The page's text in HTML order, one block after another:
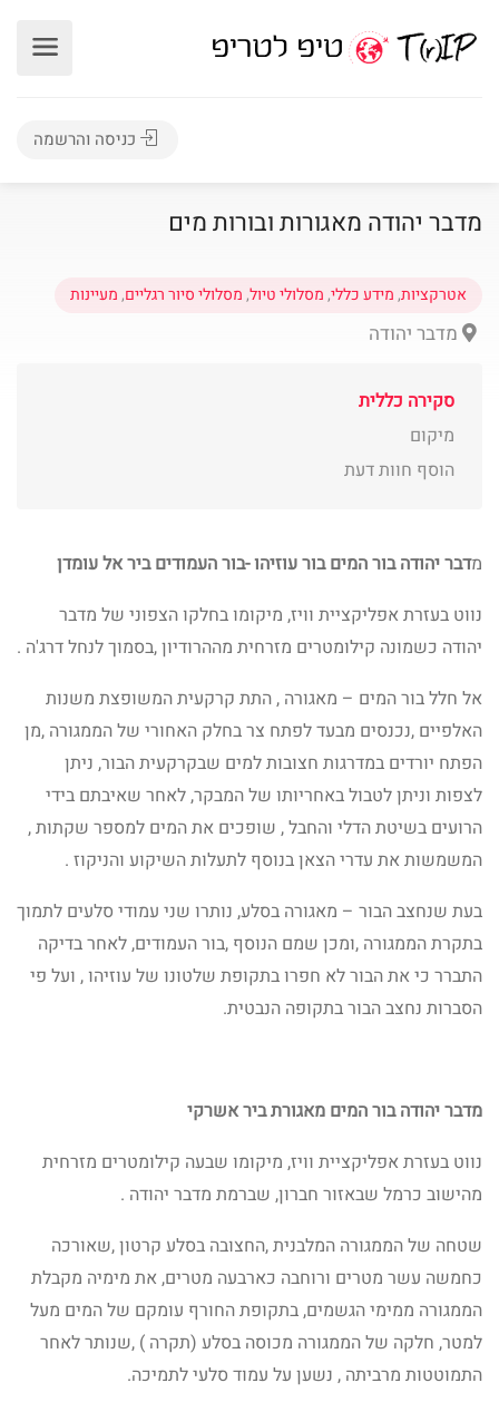
כניסה והרשמה
מדבר יהודה מאגורות ובורות מים
אטרקציות,מידע כללי,מסלולי טיול,מסלולי סיור רגליים,מעיינות
מדבר יהודה
סקירה כללית
מיקום
הוסף חוות דעת
מדבר יהודה בור המים בור עוזיהו -בור העמודים ביר אל עומדן
נווט בעזרת אפליקציית וויז, מיקומו בחלקו הצפוני של מדבר
יהודה כשמונה קילומטרים מזרחית מההרודיון ,בסמוך לנחל דרג'ה .
אל חלל בור המים – מאגורה , התת קרקעית המשופצת משנות
האלפיים ,נכנסים מבעד לפתח צר בחלק האחורי של הממגורה ,מן
הפתח יורדים במדרגות חצובות למים שבקרקעית הבור, ניתן
לצפות וניתן לטבול באחריותו של המבקר, לאחר שאיבתם בידי
הרועים בשיטת הדלי והחבל , שופכים את המים למספר שקתות ,
המשמשות את עדרי הצאן בנוסף לתעלות השיקוע והניקוז .
בעת שנחצב הבור – מאגורה בסלע, נותרו שני עמודי סלעים לתמוך
בתקרת הממגורה ,ומכן שמם הנוסף ,בור העמודים, לאחר בדיקה
התברר כי את הבור לא חפרו בתקופת שלטונו של עוזיהו , ועל פי
הסברות נחצב הבור בתקופה הנבטית.
מדבר יהודה בור המים מאגורת ביר אשרקי
נווט בעזרת אפליקציית וויז, מיקומו שבעה קילומטרים מזרחית
מהישוב כרמל שבאזור חברון, שברמת מדבר יהודה .
שטחה של הממגורה המלבנית ,החצובה בסלע קרטון ,שאורכה
כחמשה עשר מטרים ורוחבה כארבעה מטרים, את מימיה מקבלת
הממגורה ממימי הגשמים, בתקופת החורף עומקם של המים מעל
למטר, חלקה של הממגורה מכוסה בסלע (תקרה ) ,שנותר לאחר
התמוטטות מרביתה , נשען על עמוד סלעי לתמיכה.